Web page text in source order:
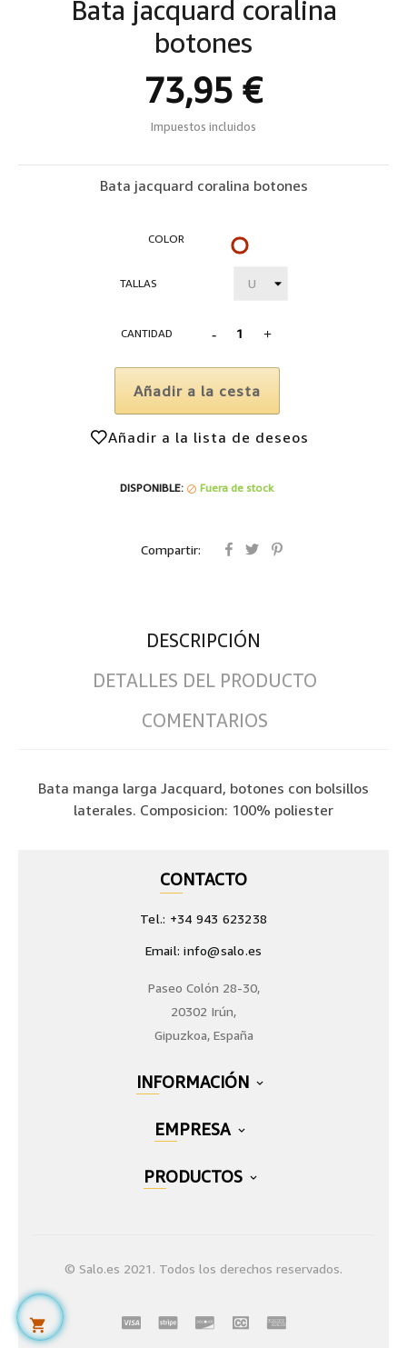
Bata jacquard coralina
botones
73,95 €
Impuestos incluidos
Bata jacquard coralina botones
COLOR
CELESTE
Lis
TALLAS
CANTIDAD
Añadir a la cesta
Añadir a la lista de deseos
DISPONIBLE:  Fuera de stock
Compartir:
DESCRIPCIÓN
DETALLES DEL PRODUCTO
COMENTARIOS
Bata manga larga Jacquard, botones con bolsillos
laterales. Composicion: 100% poliester
CONTACTO
Tel.: +34 943 623238
Email: info@salo.es
Paseo Colón 28-30,
20302 Irún,
Gipuzkoa, España
INFORMACIÓN 
EMPRESA 
PRODUCTOS 
© Salo.es 2021. Todos los derechos reservados.
